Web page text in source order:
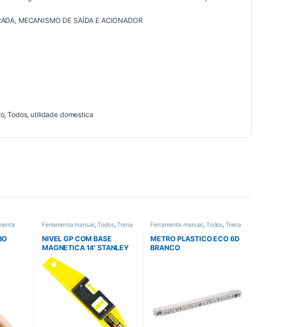
MECANISMO DE SAÍDA E ACIONADOR
,Todos, utilidade domestica
Ferramenta manual,Todos,Trena
NIVEL GP COM BASE
MAGNETICA 14′ STANLEY
Ferramenta manual, Todos, Trena
METRO PLASTICO ECO 6D
BRANCO